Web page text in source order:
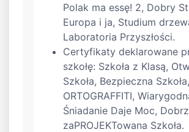
Polak ma essę! 2, Dobry
Europa i ja, Studium
Laboratoria Przyszłości.
Certyfikaty deklarowane
szkołę: Szkoła z Klasą,
Szkoła, Bezpieczna Szkoła,
ORTOGRAFFITI,
Śniadanie Daje Moc,
zaPROJEKTowana Szkoła.